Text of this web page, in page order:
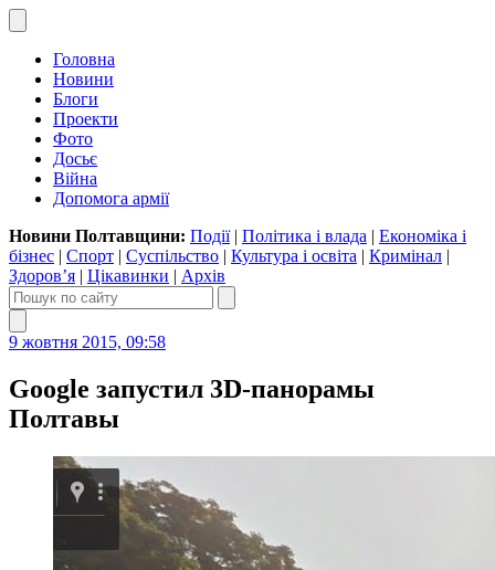
Головна
Новини
Блоги
Проекти
Фото
Досьє
Війна
Допомога армії
Новини Полтавщини: Події| Політика і влада | Економіка і
бізнес | Спорт | Суспільство | Культура і освіта | Кримінал |
Здоров’я | Цікавинки | Архів
9 жовтня 2015, 09:58
Google запустил 3D-панорамы
Полтавы